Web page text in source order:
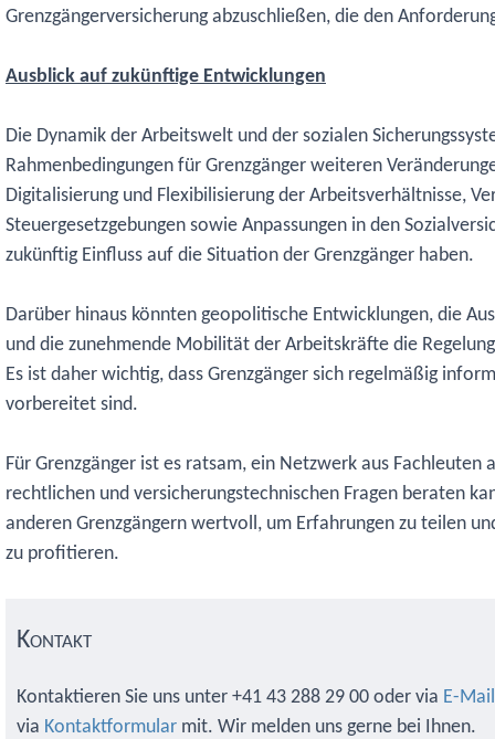
Grenzgängerversicherung abzuschließen, die den
Ausblick auf zukünftige Entwicklungen
Die Dynamik der Arbeitswelt und der sozialen
Rahmenbedingungen für Grenzgänger weiteren
Digitalisierung und Flexibilisierung der Arbeitsverhältnisse,
Steuergesetzgebungen sowie Anpassungen in den
zukünftig Einfluss auf die Situation der Grenzgänger haben.
Darüber hinaus könnten geopolitische Entwicklungen, die
und die zunehmende Mobilität der Arbeitskräfte die
Es ist daher wichtig, dass Grenzgänger sich regelmäßig
vorbereitet sind.
Für Grenzgänger ist es ratsam, ein Netzwerk aus Fachleuten
rechtlichen und versicherungstechnischen Fragen beraten
anderen Grenzgängern wertvoll, um Erfahrungen zu teilen
zu profitieren.
Kontakt
Kontaktieren Sie uns unter +41 43 288 29 00 oder via E-Mail
via Kontaktformular mit. Wir melden uns gerne bei Ihnen.